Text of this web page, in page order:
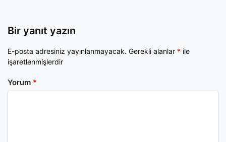
Bir yanıt yazın
E-posta adresiniz yayınlanmayacak. Gerekli alanlar * ile
işaretlenmişlerdir
Yorum *